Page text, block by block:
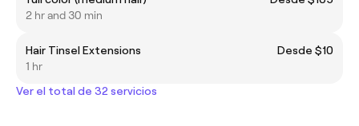
2 hr and 30 min
Hair Tinsel Extensions
Desde $10
1 hr
Ver el total de 32 servicios